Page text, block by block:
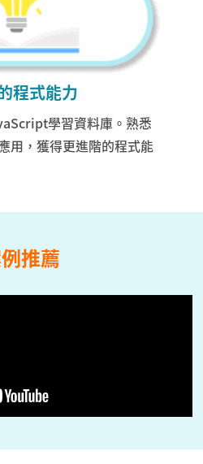
程式能力
學習資料庫。熟悉
用，獲得更進階的程式能
推薦